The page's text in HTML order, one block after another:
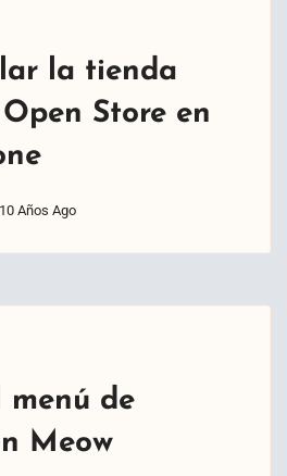
la tienda
Store en
10 Años Ago
menú de
Meow